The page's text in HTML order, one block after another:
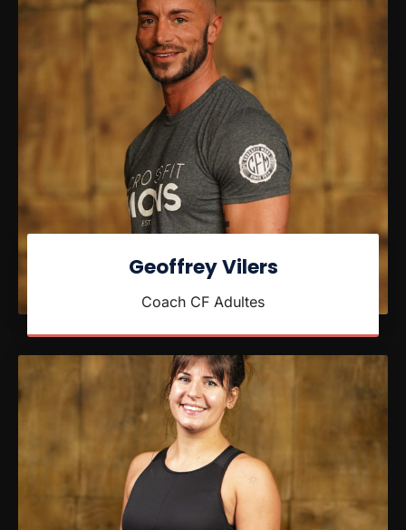
Geoffrey Vilers
Coach CF Adultes